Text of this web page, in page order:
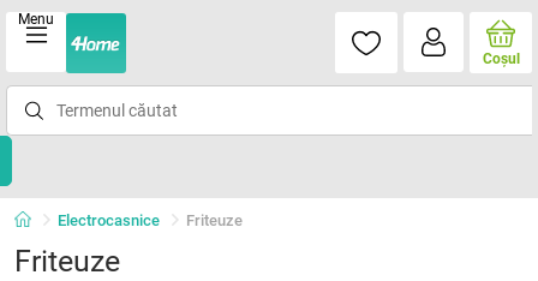
Menu
Coşul
Electrocasnice Friteuze
Friteuze